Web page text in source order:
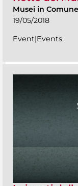
Musei in Comune
19/05/2018
Event|Events